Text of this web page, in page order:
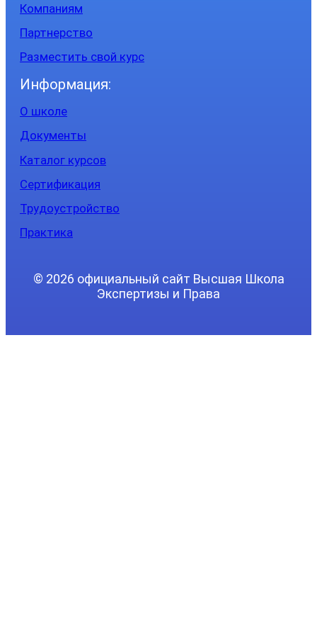
Компаниям
Партнерство
Разместить свой курс
Информация:
О школе
Документы
Каталог курсов
Сертификация
Трудоустройство
Практика
© 2026 официальный сайт Высшая Школа
Экспертизы и Права